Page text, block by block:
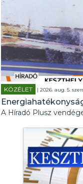
KÖZÉLET | 2026. aug. 5.
A Híradó Plusz